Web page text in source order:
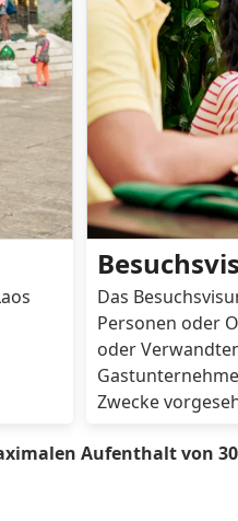
Islands
New Guinea
Kitts and Nevis
Tome and Principe
Das
Personen oder
oder
Zwecke
Aufenthalt von 30